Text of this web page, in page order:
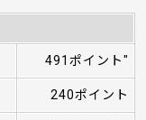
491ポイント"
240ポイント